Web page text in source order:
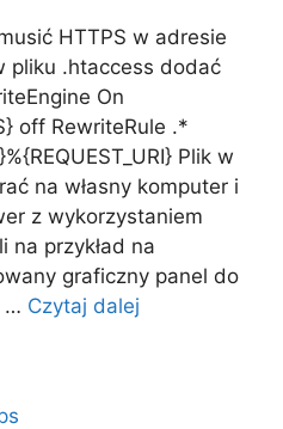
HTTPS w adresie
pliku .htaccess dodać
On
off RewriteRule .*
Plik w
na własny komputer i
z wykorzystaniem
na przykład na
graficzny panel do
… Czytaj dalej